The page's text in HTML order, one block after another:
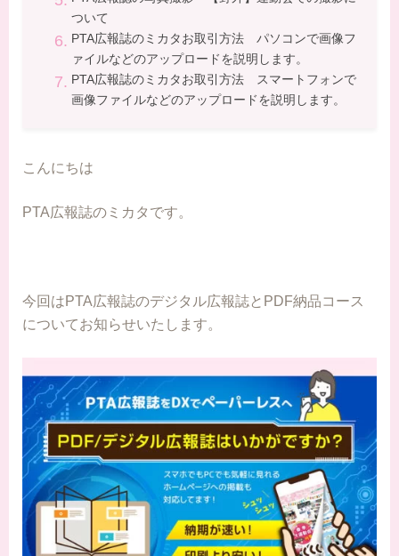
ついて
PTA広報誌のミカタお取引方法 パソコンで画像フ
ァイルなどのアップロードを説明します。
PTA広報誌のミカタお取引方法 スマートフォンで
画像ファイルなどのアップロードを説明します。
こんにちは
PTA広報誌のミカタです。
今回はPTA広報誌のデジタル広報誌とPDF納品コース
についてお知らせいたします。